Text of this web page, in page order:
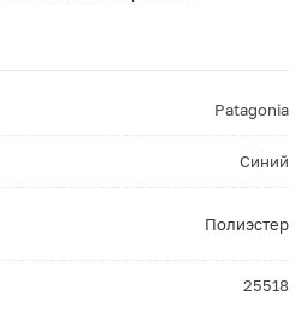
Patagonia
Синий
Полиэстер
25518